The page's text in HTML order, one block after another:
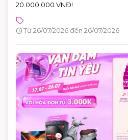
20.000.000 VNĐ!
Từ 26/07/2026 đến 26/07/2026